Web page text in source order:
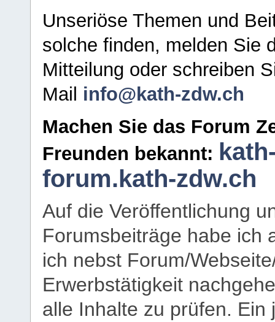
Unseriöse Themen und
solche finden, melden Sie
Mitteilung oder schreiben
Mail info@kath-zdw.ch
Machen Sie das Forum
Freunden bekannt:
forum.kath-zdw.ch
Auf die Veröffentlichung
Forumsbeiträge habe ich
ich nebst Forum/
Erwerbstätigkeit
alle Inhalte zu prüfen.